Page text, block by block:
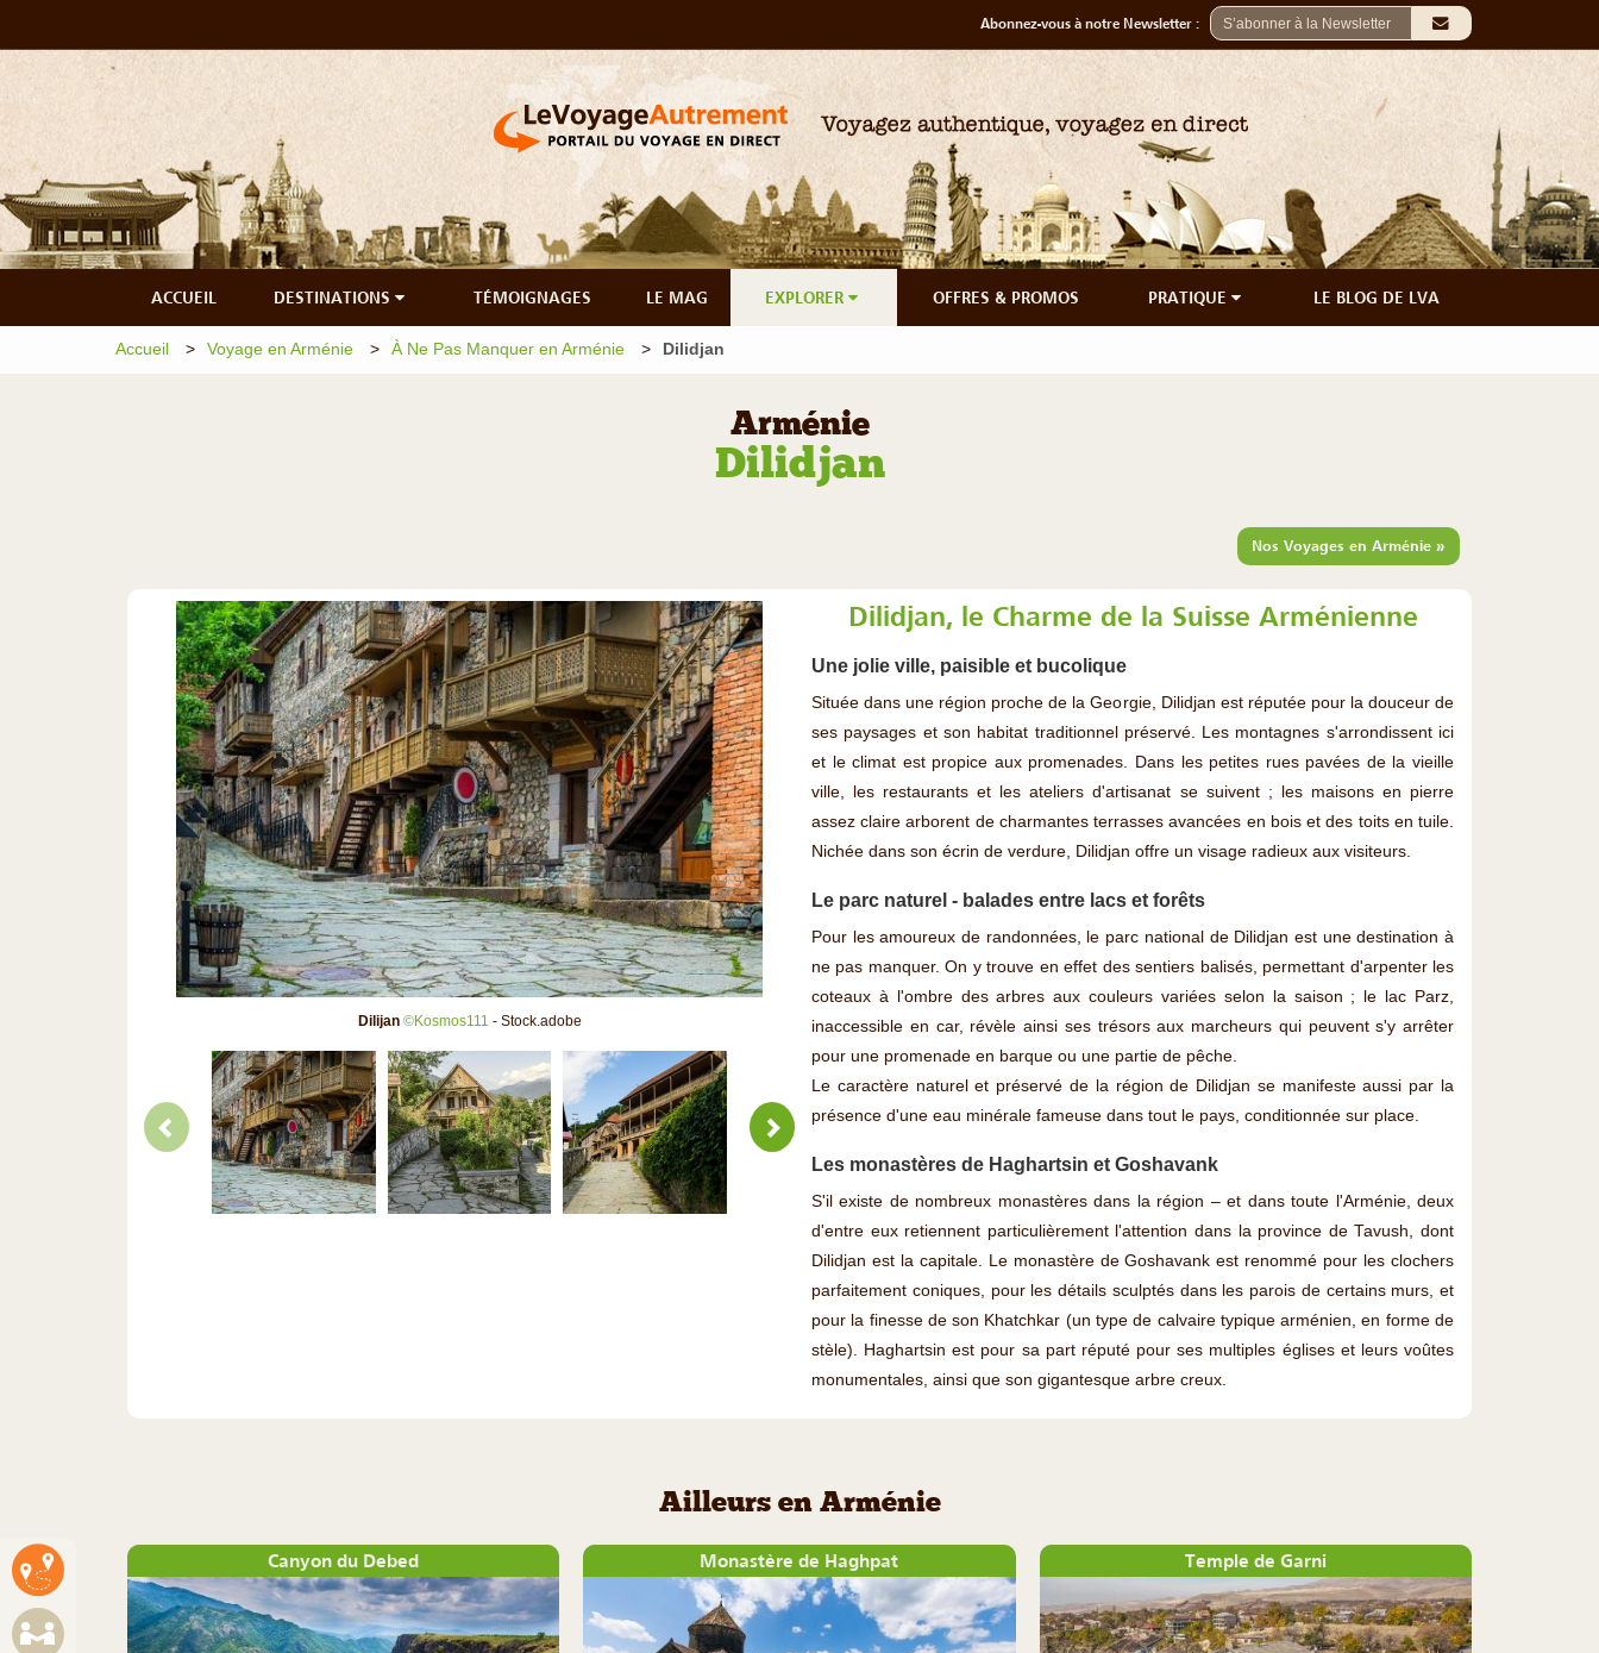
Abonnez-vous à notre Newsletter :
ACCUEIL DESTINATIONS TÉMOIGNAGES LE MAG EXPLORER OFFRES & PROMOS PRATIQUE LE BLOG DE LVA
Accueil Voyage en Arménie À Ne Pas Manquer en Arménie Dilidjan
Arménie
Dilidjan
Nos Voyages en Arménie »
Dilijan ©Kosmos111 - Stock.adobe
Dilidjan, le Charme de la Suisse Arménienne
Une jolie ville, paisible et bucolique
Située dans une région proche de la Georgie, Dilidjan est réputée pour la douceur de
ses paysages et son habitat traditionnel préservé. Les montagnes s'arrondissent ici
et le climat est propice aux promenades. Dans les petites rues pavées de la vieille
ville, les restaurants et les ateliers d'artisanat se suivent ; les maisons en pierre
assez claire arborent de charmantes terrasses avancées en bois et des toits en tuile.
Nichée dans son écrin de verdure, Dilidjan offre un visage radieux aux visiteurs.
Le parc naturel - balades entre lacs et forêts
Pour les amoureux de randonnées, le parc national de Dilidjan est une destination à
ne pas manquer. On y trouve en effet des sentiers balisés, permettant d'arpenter les
coteaux à l'ombre des arbres aux couleurs variées selon la saison ; le lac Parz,
inaccessible en car, révèle ainsi ses trésors aux marcheurs qui peuvent s'y arrêter
pour une promenade en barque ou une partie de pêche.
Le caractère naturel et préservé de la région de Dilidjan se manifeste aussi par la
présence d'une eau minérale fameuse dans tout le pays, conditionnée sur place.
Les monastères de Haghartsin et Goshavank
S'il existe de nombreux monastères dans la région – et dans toute l'Arménie, deux
d'entre eux retiennent particulièrement l'attention dans la province de Tavush, dont
Dilidjan est la capitale. Le monastère de Goshavank est renommé pour les clochers
parfaitement coniques, pour les détails sculptés dans les parois de certains murs, et
pour la finesse de son Khatchkar (un type de calvaire typique arménien, en forme de
stèle). Haghartsin est pour sa part réputé pour ses multiples églises et leurs voûtes
monumentales, ainsi que son gigantesque arbre creux.
Ailleurs en Arménie
Canyon du Debed Monastère de Haghpat Temple de Garni